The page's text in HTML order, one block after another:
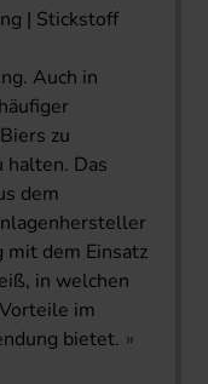
| Stickstoff
Auch in
zu
halten. Das
dem
mit dem Einsatz
in welchen
im
bietet.